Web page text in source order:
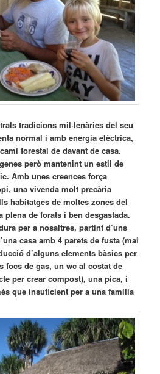
tradicions mil·lenàries del seu
normal i amb energia elèctrica,
forestal de davant de casa.
però mantenint un estil de
Amb unes creences força
una vivenda molt precària
habitatges de moltes zones del
plena de forats i ben desgastada.
per a nosaltres, partint d’uns
casa amb 4 parets de fusta (mai
d’alguns elements bàsics per
focs de gas, un wc al costat de
per crear compost), una pica, i
que insuficient per a una família